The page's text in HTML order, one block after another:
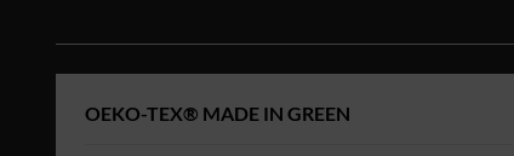
OEKO-TEX® MADE IN GREEN